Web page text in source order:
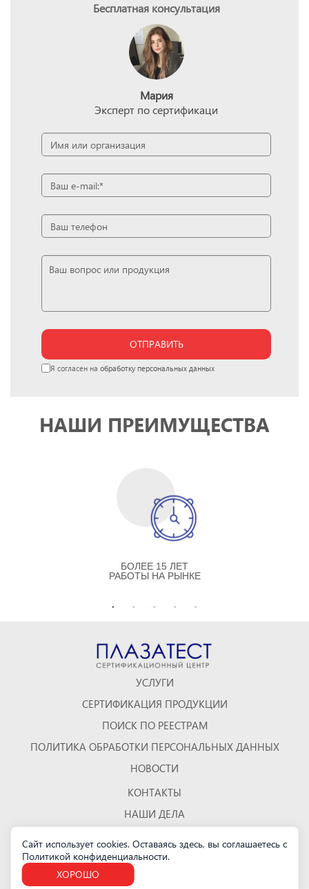
Бесплатная консультация
Мария
Эксперт по сертификаци
ОТПРАВИТЬ
Я согласен на обработку персональных данных
НАШИ ПРЕИМУЩЕСТВА
БОЛЕЕ 15 ЛЕТ
РАБОТЫ НА РЫНКЕ
УСЛУГИ
СЕРТИФИКАЦИЯ ПРОДУКЦИИ
ПОИСК ПО РЕЕСТРАМ
ПОЛИТИКА ОБРАБОТКИ ПЕРСОНАЛЬНЫХ ДАННЫХ
НОВОСТИ
КОНТАКТЫ
НАШИ ДЕЛА
КАРТА САЙТА
Санкт-Петербург
Сайт использует cookies. Оставаясь здесь, вы соглашаетесь с
Политикой конфиденциальности.
ХОРОШО